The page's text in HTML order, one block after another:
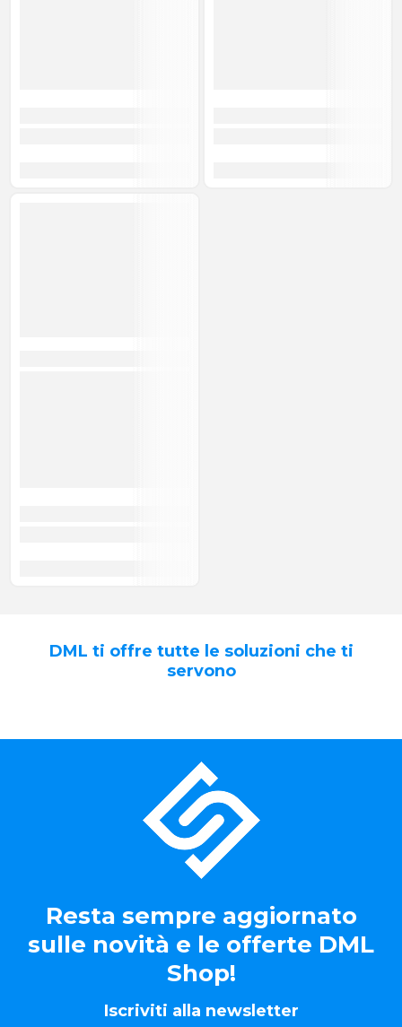
DML ti offre tutte le soluzioni che ti
servono
Resta sempre aggiornato
sulle novità e le offerte DML
Shop!
Iscriviti alla newsletter